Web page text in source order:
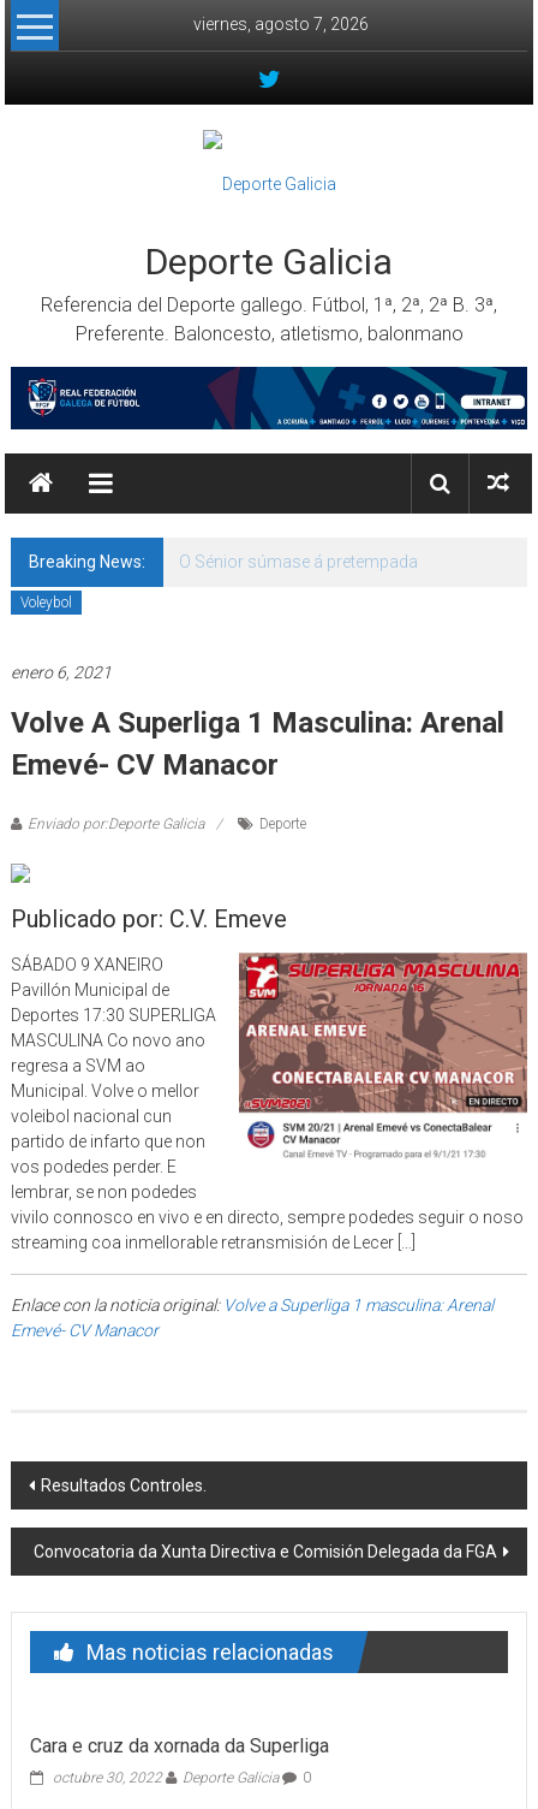
Skip to content
viernes, agosto 7, 2026
Deporte Galicia
Referencia del Deporte gallego. Fútbol, 1ª, 2ª, 2ª B. 3ª,
Preferente. Baloncesto, atletismo, balonmano
Breaking News: O Sénior súmase á pretempada
Voleybol
enero 6, 2021
Volve A Superliga 1 Masculina: Arenal
Emevé- CV Manacor
Enviado por:Deporte Galicia Deporte
Publicado por: C.V. Emeve
SÁBADO 9 XANEIRO
Pavillón Municipal de
Deportes 17:30 SUPERLIGA
MASCULINA Co novo ano
regresa a SVM ao
Municipal. Volve o mellor
voleibol nacional cun
partido de infarto que non
vos podedes perder. E
lembrar, se non podedes
vivilo connosco en vivo e en directo, sempre podedes seguir o noso
streaming coa inmellorable retransmisión de Lecer […]
Enlace con la noticia original: Volve a Superliga 1 masculina: Arenal
Emevé- CV Manacor
Post navigation
Resultados Controles.
Convocatoria da Xunta Directiva e Comisión Delegada da FGA
Mas noticias relacionadas
Cara e cruz da xornada da Superliga
octubre 30, 2022 Deporte Galicia 0